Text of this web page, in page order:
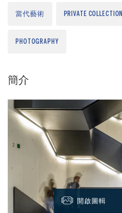
簡介
開啟圖輯
當代藝術 PRIVATE COLLECTION
PHOTOGRAPHY